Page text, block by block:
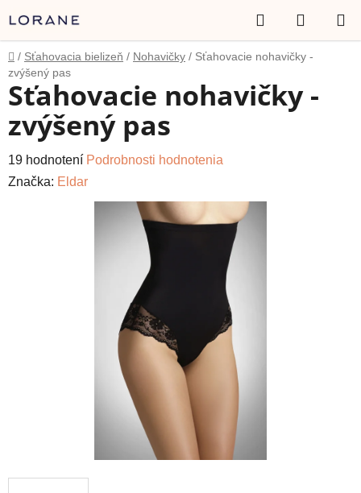
na
obsah
Hľadať
KOŠÍK
Domov
/ Sťahovacia bielizeň / Nohavičky / Sťahovacie nohavičky -
zvýšený pas
Sťahovacie nohavičky -
zvýšený pas
Priemerné
hodnotenie
19 hodnotení Podrobnosti hodnotenia
Značka: Eldar